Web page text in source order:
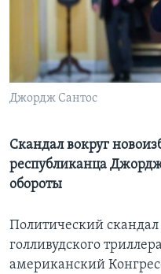
Learning English
СОЦИАЛЬНЫЕ СЕТИ
Языки
Джордж Сантос
Скандал вокруг
республиканца
обороты
Политический
голливудского
американский